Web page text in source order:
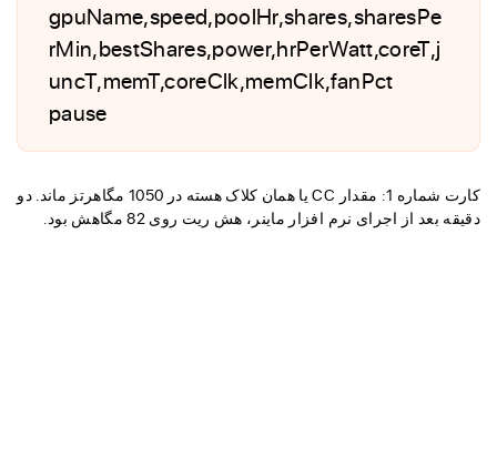
gpuName,speed,poolHr,shares,sharesPe
rMin,bestShares,power,hrPerWatt,coreT,j
uncT,memT,coreClk,memClk,fanPct
pause
کارت شماره 1: مقدار CC یا همان کلاک هسته در 1050 مگاهرتز ماند. دو
دقیقه بعد از اجرای نرم افزار ماینر، هش ریت روی 82 مگاهش بود.